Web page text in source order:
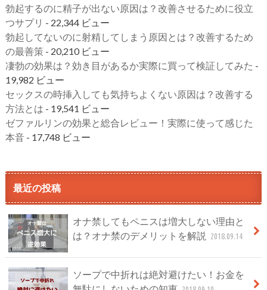
勃起するのに精子が出ない原因は？改善させるために役立
つサプリ - 22,344 ビュー
勃起してないのに射精してしまう原因とは？改善するため
の最善策- 20,210 ビュー
凄勃の効果は？効き目があるか実際に買って検証してみた -
19,982 ビュー
セックスの時挿入しても気持ちよくない原因は？改善する
方法とは - 19,541 ビュー
ゼファルリンの効果と総合レビュー！実際に使って感じた
本音- 17,748 ビュー
最近の投稿
オナ禁してもペニスは増大しない理由と
は？オナ禁のデメリットを解説
2018.09.14
ソープで中折れは絶対避けたい！お金を